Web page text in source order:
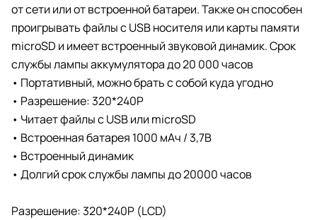
от сети или от встроенной батареи. Также он способен
проигрывать файлы с USB носителя или карты памяти
microSD и имеет встроенный звуковой динамик. Срок
службы лампы аккумулятора до 20 000 часов
• Портативный, можно брать с собой куда угодно
• Разрешение: 320*240P
• Читает файлы с USB или microSD
• Встроенная батарея 1000 мАч / 3,7В
• Встроенный динамик
• Долгий срок службы лампы до 20000 часов
Разрешение: 320*240P (LCD)